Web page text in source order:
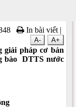
In bài viết |
A+
A-
giải pháp cơ bản
bào DTTS nước